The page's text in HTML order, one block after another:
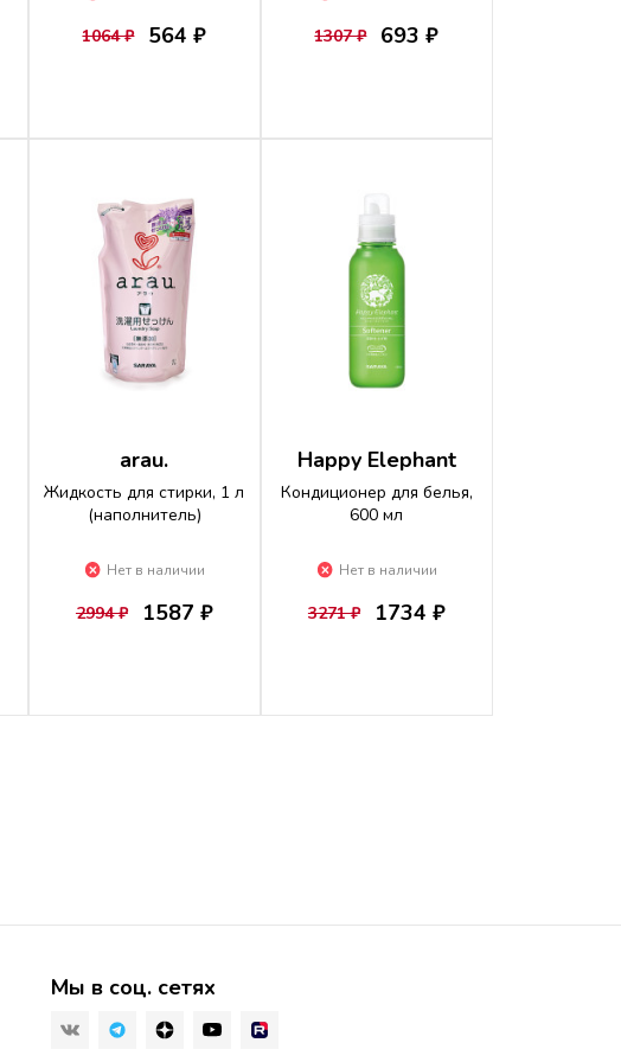
1064 ₽ 564 ₽ 1307 ₽ 693 ₽
arau.
Жидкость для стирки, 1 л
(наполнитель)
Нет в наличии
2994 ₽ 1587 ₽
Happy Elephant
Кондиционер для белья,
600 мл
Нет в наличии
3271 ₽ 1734 ₽
Мы в соц. сетях